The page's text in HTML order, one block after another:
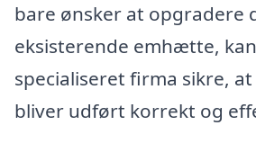
bare ønsker at opgradere
eksisterende emhætte,
specialiseret firma sikre,
bliver udført korrekt og